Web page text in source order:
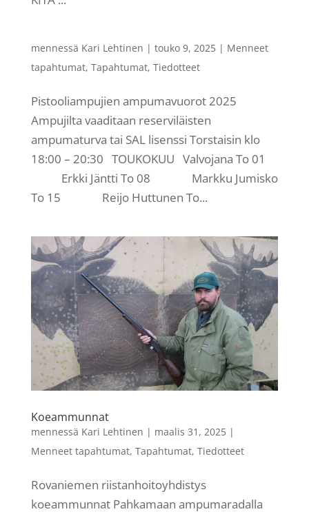
mennessä Kari Lehtinen | touko 9, 2025| Menneet
tapahtumat, Tapahtumat, Tiedotteet
Pistooliampujien ampumavuorot 2025
Ampujilta vaaditaan reserviläisten
ampumaturva tai SAL lisenssi Torstaisin klo
18:00 – 20:30 TOUKOKUU Valvojana To 01
Erkki Jäntti To 08 Markku Jumisko
To 15 Reijo Huttunen To...
Koeammunnat
mennessä Kari Lehtinen | maalis 31, 2025|
Menneet tapahtumat, Tapahtumat, Tiedotteet
Rovaniemen riistanhoitoyhdistys
koeammunnat Pahkamaan ampumaradalla